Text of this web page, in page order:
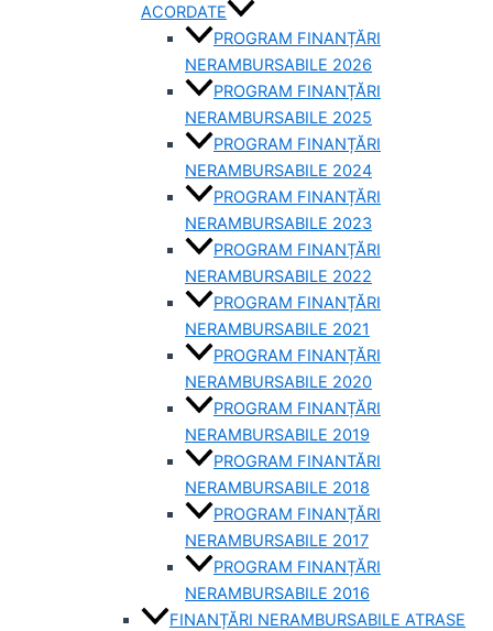
ACORDATE
PROGRAM FINANȚĂRI
NERAMBURSABILE 2026
PROGRAM FINANȚĂRI
NERAMBURSABILE 2025
PROGRAM FINANȚĂRI
NERAMBURSABILE 2024
PROGRAM FINANȚĂRI
NERAMBURSABILE 2023
PROGRAM FINANȚĂRI
NERAMBURSABILE 2022
PROGRAM FINANȚĂRI
NERAMBURSABILE 2021
PROGRAM FINANȚĂRI
NERAMBURSABILE 2020
PROGRAM FINANȚĂRI
NERAMBURSABILE 2019
PROGRAM FINANTĂRI
NERAMBURSABILE 2018
PROGRAM FINANȚĂRI
NERAMBURSABILE 2017
PROGRAM FINANȚĂRI
NERAMBURSABILE 2016
FINANȚĂRI NERAMBURSABILE ATRASE